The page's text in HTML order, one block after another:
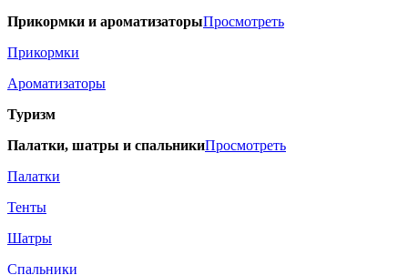
Прикормки и ароматизаторыПросмотреть
Прикормки
Ароматизаторы
Туризм
Палатки, шатры и спальникиПросмотреть
Палатки
Тенты
Шатры
Спальники